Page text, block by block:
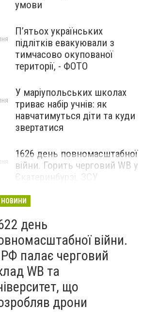
умови
П’ятьох українських
підлітків евакуювали з
тимчасово окупованої
території, - ФОТО
У маріупольських школах
триває набір учнів: як
навчатимуться діти та куди
звертатися
1626 день повномасштабної
війни. Горить черговий WB у
Єкатеринбурзі. ЗСУ
Маріуполі
день
війни.
палає черговий
WB та
що
дрони